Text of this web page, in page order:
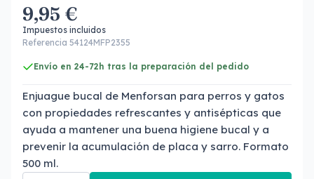
9,95 €
Impuestos incluidos
Referencia 54124MFP2355
Envío en 24-72h tras la preparación del pedido
Enjuague bucal de Menforsan para perros y gatos
con propiedades refrescantes y antisépticas que
ayuda a mantener una buena higiene bucal y a
prevenir la acumulación de placa y sarro. Formato
500 ml.